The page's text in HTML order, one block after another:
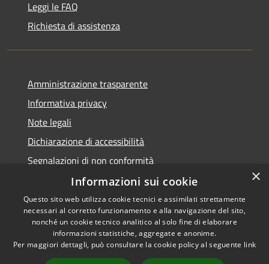
Leggi le FAQ
Richiesta di assistenza
Amministrazione trasparente
Informativa privacy
Note legali
Dichiarazione di accessibilità
Segnalazioni di non conformità
Accessibilità
Privacy
Copyright © 2026 • Comune di
Reggiolo • Powered by
Municipium•Accesso
×
Informazioni sui cookie
Questo sito web utilizza cookie tecnici e assimilati strettamente
necessari al corretto funzionamento e alla navigazione del sito,
nonché un cookie tecnico analitico al solo fine di elaborare
informazioni statistiche, aggregate e anonime.
Per maggiori dettagli, può consultare la cookie policy al seguente link